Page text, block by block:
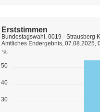
30
40
50
%
Erststimmen
Bundestagswahl, 0019 - Strausberg
Amtliches Endergebnis, 07.08.2025,